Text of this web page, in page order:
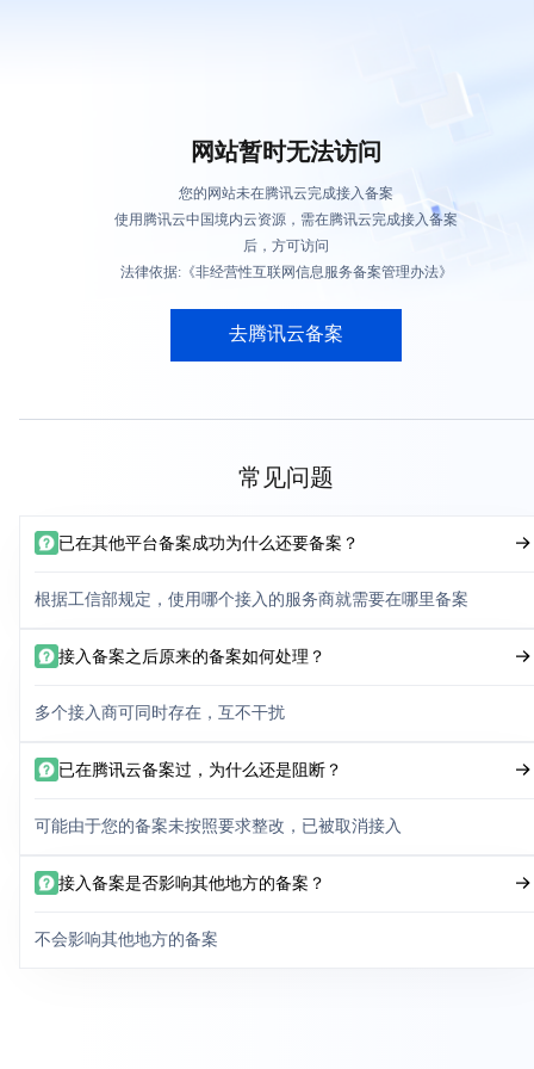
网站暂时无法访问
您的网站未在腾讯云完成接入备案
使用腾讯云中国境内云资源，需在腾讯云完成接入备案
后，方可访问
法律依据:《非经营性互联网信息服务备案管理办法》
去腾讯云备案
常见问题
已在其他平台备案成功为什么还要备案？
根据工信部规定，使用哪个接入的服务商就需要在哪里备案
接入备案之后原来的备案如何处理？
多个接入商可同时存在，互不干扰
已在腾讯云备案过，为什么还是阻断？
可能由于您的备案未按照要求整改，已被取消接入
接入备案是否影响其他地方的备案？
不会影响其他地方的备案